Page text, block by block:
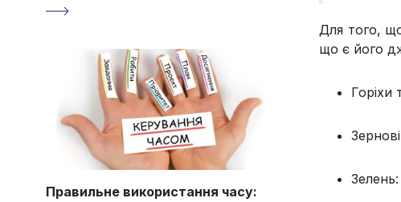
Правильне використання часу:
Для того,
що є його
Горіхи